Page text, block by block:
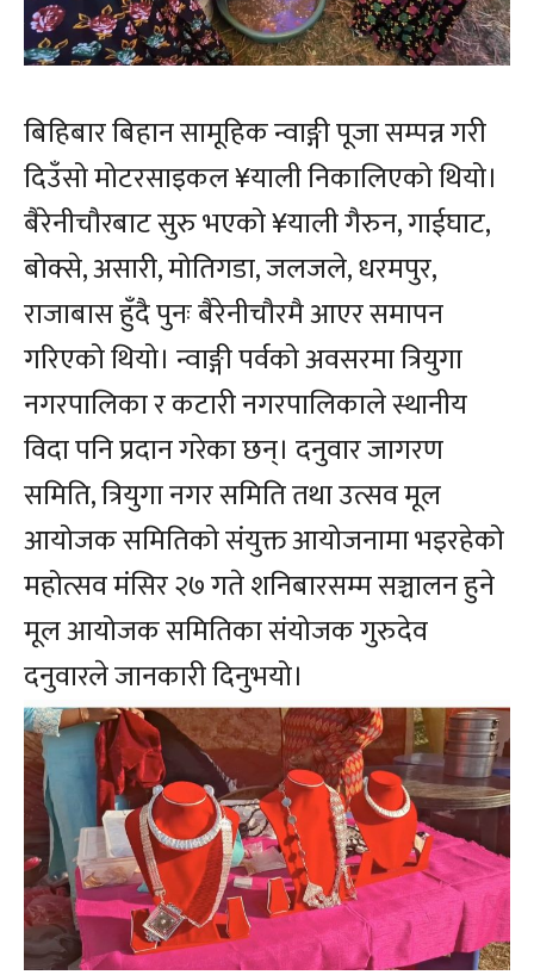
बिहिबार बिहान सामूहिक न्वाङ्गी पूजा सम्पन्न गरी
दिउँसो मोटरसाइकल ¥याली निकालिएको थियो।
बैरेनीचौरबाट सुरु भएको ¥याली गैरुन, गाईघाट,
बोक्से, असारी, मोतिगडा, जलजले, धरमपुर,
राजाबास हुँदै पुनः बैरेनीचौरमै आएर समापन
गरिएको थियो। न्वाङ्गी पर्वको अवसरमा त्रियुगा
नगरपालिका र कटारी नगरपालिकाले स्थानीय
विदा पनि प्रदान गरेका छन्। दनुवार जागरण
समिति, त्रियुगा नगर समिति तथा उत्सव मूल
आयोजक समितिको संयुक्त आयोजनामा भइरहेको
महोत्सव मंसिर २७ गते शनिबारसम्म सञ्चालन हुने
मूल आयोजक समितिका संयोजक गुरुदेव
दनुवारले जानकारी दिनुभयो।